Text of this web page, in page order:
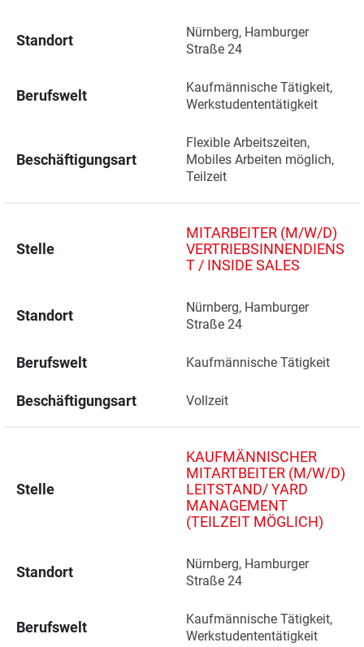
Standort
Nürnberg, Hamburger
Straße 24
Berufswelt
Kaufmännische Tätigkeit,
Werkstudententätigkeit
Beschäftigungsart
Flexible Arbeitszeiten,
Mobiles Arbeiten möglich,
Teilzeit
Stelle
MITARBEITER (M/W/D)
VERTRIEBSINNENDIENS
T / INSIDE SALES
Standort
Nürnberg, Hamburger
Straße 24
Berufswelt Kaufmännische Tätigkeit
Beschäftigungsart Vollzeit
Stelle
KAUFMÄNNISCHER
MITARTBEITER (M/W/D)
LEITSTAND/ YARD
MANAGEMENT
(TEILZEIT MÖGLICH)
Standort
Nürnberg, Hamburger
Straße 24
Berufswelt
Kaufmännische Tätigkeit,
Werkstudententätigkeit